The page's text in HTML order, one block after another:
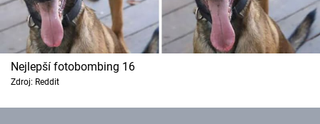
Nejlepší fotobombing 16
Zdroj: Reddit